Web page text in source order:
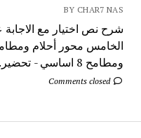
BY CHAR7 NAS
الخامس محور أحلام
ومطامح 8 اساسي - تحضير...
Comments closed